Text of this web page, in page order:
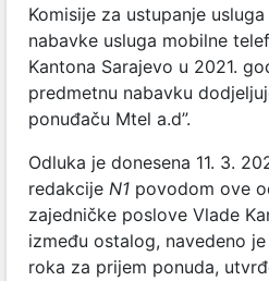
Komisije za ustupanje
nabavke usluga mobilne
Kantona Sarajevo u 2021.
predmetnu nabavku
ponuđaču Mtel a.d”.
Odluka je donesena 11. 3.
redakcije N1 povodom ove
zajedničke poslove Vlade
između ostalog, navedeno
roka za prijem ponuda,